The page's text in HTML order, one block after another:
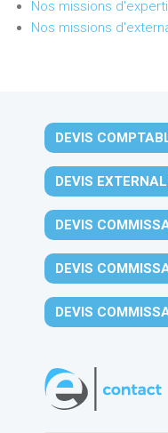
Nos missions
Nos missions
DEVIS
DEVIS
DEVIS
DEVIS
DEVIS